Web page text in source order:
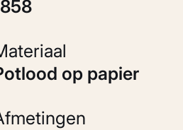
1858
Materiaal
Potlood op papier
Afmetingen